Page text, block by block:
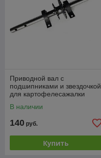
Приводной вал с
подшипниками и звездочкой
для картофелесажалки
В наличии
140 руб.
Купить